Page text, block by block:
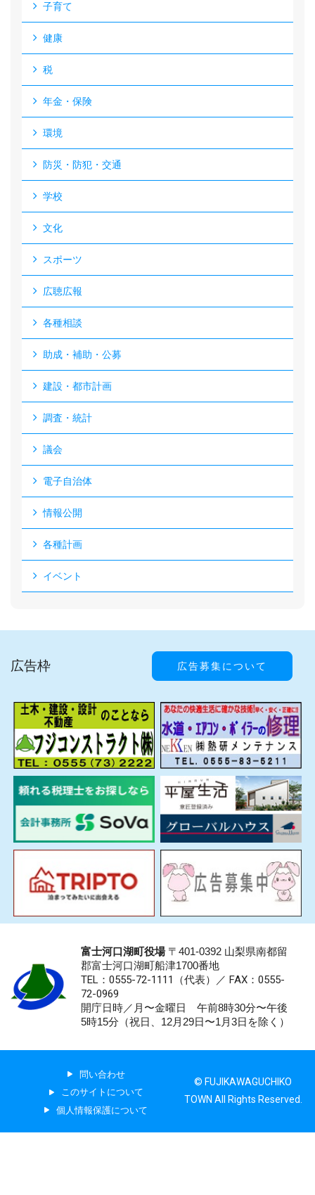
子育て
健康
税
年金・保険
環境
防災・防犯・交通
学校
文化
スポーツ
広聴広報
各種相談
助成・補助・公募
建設・都市計画
調査・統計
議会
電子自治体
情報公開
各種計画
イベント
広告枠 広告募集について
富士河口湖町役場〒401-0392 山梨県南都留
郡富士河口湖町船津1700番地
TEL：0555-72-1111 （代表）／ FAX：0555-
72-0969
開庁日時／月〜金曜日 午前8時30分〜午後
5時15分（祝日、12月29日〜1月3日を除く）
問い合わせ
このサイトについて
個人情報保護について
© FUJIKAWAGUCHIKO
TOWN All Rights Reserved.